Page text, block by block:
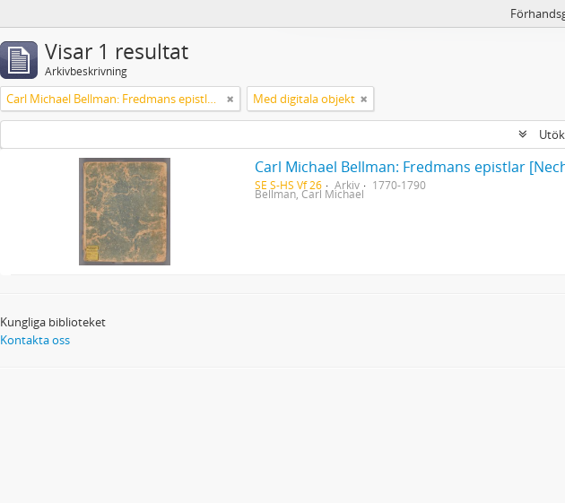
Visar 1 resultat
Arkivbeskrivning
Carl Michael Bellman: Fredmans epistlar [Nechers ex.]. Ep. 1-50 Med digitala objekt
Carl Michael Bellman: Fredmans epistlar
SE S-HS Vf 26 Arkiv 1770-1790
Bellman, Carl Michael
Kungliga biblioteket
Kontakta oss